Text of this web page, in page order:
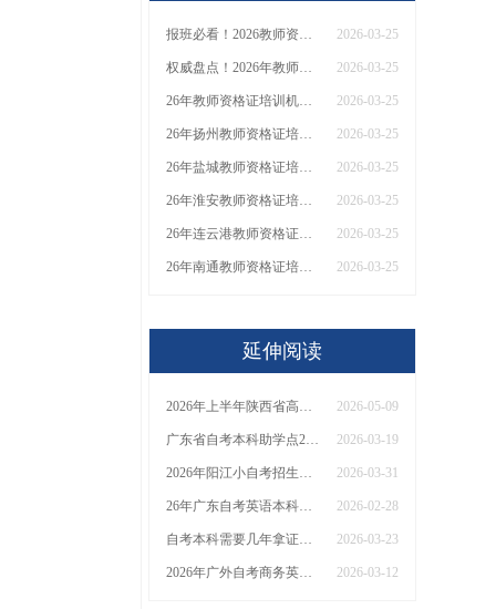
报班必看！2026教师资格证报考培训班推荐榜TOP5！ 2026-03-25
权威盘点！2026年教师资格证十大知名机构排名与选择全攻略 2026-03-25
26年教师资格证培训机构哪个好？值得推荐有？ 2026-03-25
26年扬州教师资格证培训机构哪个好？值得推荐有？ 2026-03-25
26年盐城教师资格证培训机构哪个好？值得推荐有？ 2026-03-25
26年淮安教师资格证培训机构哪个好？值得推荐有？ 2026-03-25
26年连云港教师资格证培训机构哪个好？值得推荐有？ 2026-03-25
26年南通教师资格证培训机构哪个好？值得推荐有？ 2026-03-25
延伸阅读
2026年上半年陕西省高等教育自学考试成绩发布公告 2026-05-09
广东省自考本科助学点2026年（top10） 2026-03-19
2026年阳江小自考招生！（+院校专业+指南） 2026-03-31
26年广东自考英语本科报考|课程|合格线全知！ 2026-02-28
自考本科需要几年拿证？去哪里买教材呢？ 2026-03-23
2026年广外自考商务英语怎么报名：条件|时间|科目 2026-03-12